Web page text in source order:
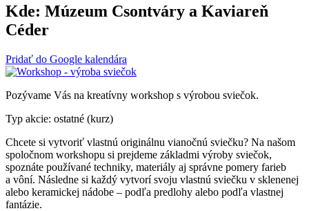
Kde: Múzeum Csontváry a Kaviareň
Céder
Pridať do Google kalendára
Pozývame Vás na kreatívny workshop s výrobou sviečok.
Typ akcie: ostatné (kurz)
Chcete si vytvoriť vlastnú originálnu vianočnú sviečku? Na našom
spoločnom workshopu si prejdeme základmi výroby sviečok,
spoznáte používané techniky, materiály aj správne pomery farieb
a vôní. Následne si každý vytvorí svoju vlastnú sviečku v sklenenej
alebo keramickej nádobe – podľa predlohy alebo podľa vlastnej
fantázie.